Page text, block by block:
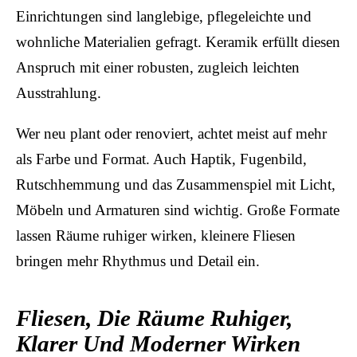
Einrichtungen sind langlebige, pflegeleichte und
wohnliche Materialien gefragt. Keramik erfüllt diesen
Anspruch mit einer robusten, zugleich leichten
Ausstrahlung.
Wer neu plant oder renoviert, achtet meist auf mehr
als Farbe und Format. Auch Haptik, Fugenbild,
Rutschhemmung und das Zusammenspiel mit Licht,
Möbeln und Armaturen sind wichtig. Große Formate
lassen Räume ruhiger wirken, kleinere Fliesen
bringen mehr Rhythmus und Detail ein.
Fliesen, Die Räume Ruhiger,
Klarer Und Moderner Wirken